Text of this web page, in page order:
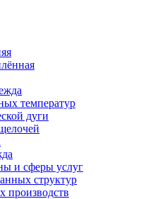
температур
дуги
и сферы услуг
структур
производств